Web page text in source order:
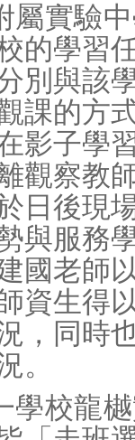
屬實驗
的學習
別與該
課的方
影子學
觀察教
日後現
與服務
國老師
資生得
，同時
。
學校龍